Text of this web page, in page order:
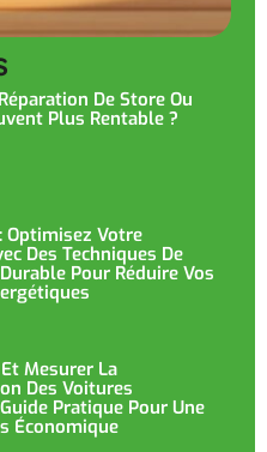
De Store Ou
Plus Rentable ?
Optimisez Votre
Des Techniques De
Pour Réduire Vos
Mesurer La
Des Voitures
Pratique Pour Une
Économique